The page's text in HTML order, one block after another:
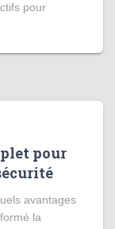
pour
pour
avantages
la